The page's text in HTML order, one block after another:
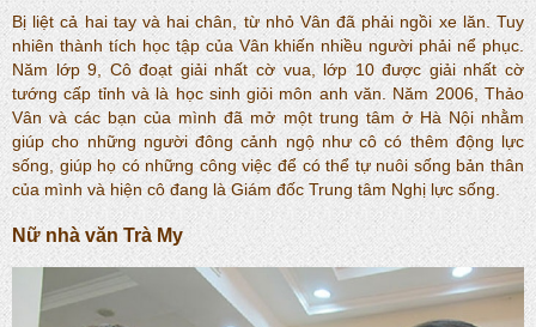
Bị liệt cả hai tay và hai chân, từ nhỏ Vân đã phải ngồi xe lăn. Tuy
nhiên thành tích học tập của Vân khiến nhiều người phải nể phục.
Năm lớp 9, Cô đoạt giải nhất cờ vua, lớp 10 được giải nhất cờ
tướng cấp tỉnh và là học sinh giỏi môn anh văn. Năm 2006, Thảo
Vân và các bạn của mình đã mở một trung tâm ở Hà Nội nhằm
giúp cho những người đông cảnh ngộ như cô có thêm động lực
sống, giúp họ có những công việc để có thể tự nuôi sống bản thân
của mình và hiện cô đang là Giám đốc Trung tâm Nghị lực sống.
Nữ nhà văn Trà My